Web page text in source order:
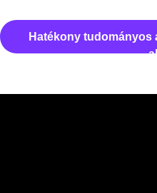
Hatékony tudományos